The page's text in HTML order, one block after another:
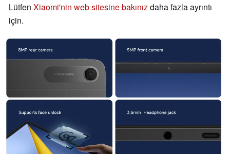
Lütfen Xiaomi'nin web sitesine bakınız daha fazla ayrıntı
için.